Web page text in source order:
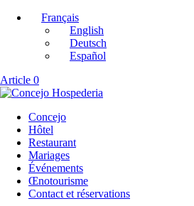
Français
English
Deutsch
Español
Article 0
Concejo
Hôtel
Restaurant
Mariages
Événements
Œnotourisme
Contact et réservations